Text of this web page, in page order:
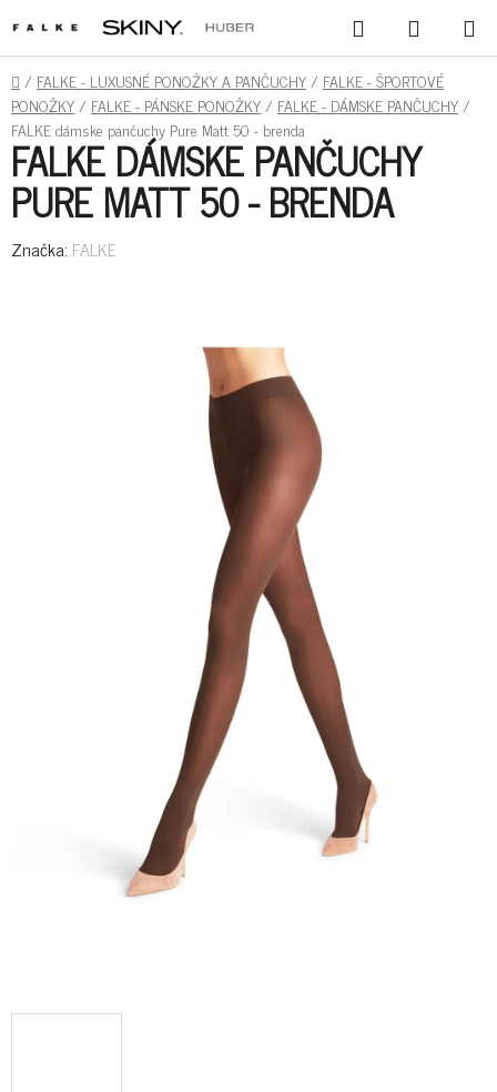
NA
OBSAH
HĽADAŤ
KOŠÍK
DOMOV
/ FALKE - LUXUSNÉ PONOŽKY A PANČUCHY/ FALKE - ŠPORTOVÉ
PONOŽKY/ FALKE - PÁNSKE PONOŽKY/ FALKE - DÁMSKE PANČUCHY/
FALKE dámske pančuchy Pure Matt 50 - brenda
FALKE DÁMSKE PANČUCHY
PURE MATT 50 - BRENDA
Značka: FALKE